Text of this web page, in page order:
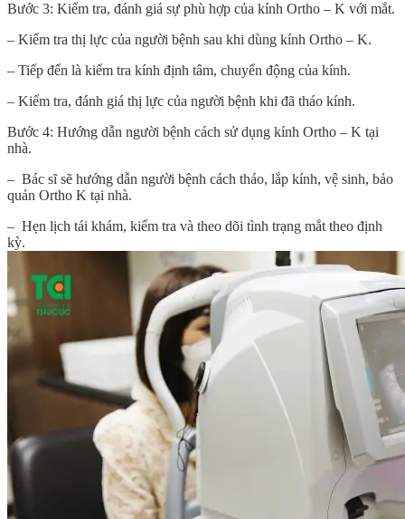
Bước 3: Kiểm tra, đánh giá sự phù hợp của kính Ortho – K với mắt.
– Kiểm tra thị lực của người bệnh sau khi dùng kính Ortho – K.
– Tiếp đến là kiểm tra kính định tâm, chuyển động của kính.
– Kiểm tra, đánh giá thị lực của người bệnh khi đã tháo kính.
Bước 4: Hướng dẫn người bệnh cách sử dụng kính Ortho – K tại
nhà.
– Bác sĩ sẽ hướng dẫn người bệnh cách tháo, lắp kính, vệ sinh, bảo
quản Ortho K tại nhà.
– Hẹn lịch tái khám, kiểm tra và theo dõi tình trạng mắt theo định
kỳ.